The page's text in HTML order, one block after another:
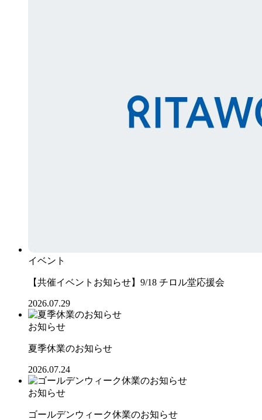
イベント
【共催イベントお知らせ】9/18 チロル堂応援会
2026.07.29
お知らせ
夏季休業のお知らせ
2026.07.24
お知らせ
ゴールデンウィーク休業のお知らせ